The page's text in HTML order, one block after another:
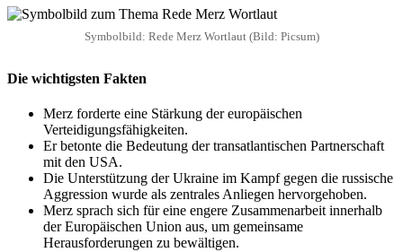
Symbolbild: Rede Merz Wortlaut (Bild: Picsum)
Die wichtigsten Fakten
Merz forderte eine Stärkung der europäischen
Verteidigungsfähigkeiten.
Er betonte die Bedeutung der transatlantischen Partnerschaft
mit den USA.
Die Unterstützung der Ukraine im Kampf gegen die russische
Aggression wurde als zentrales Anliegen hervorgehoben.
Merz sprach sich für eine engere Zusammenarbeit innerhalb
der Europäischen Union aus, um gemeinsame
Herausforderungen zu bewältigen.